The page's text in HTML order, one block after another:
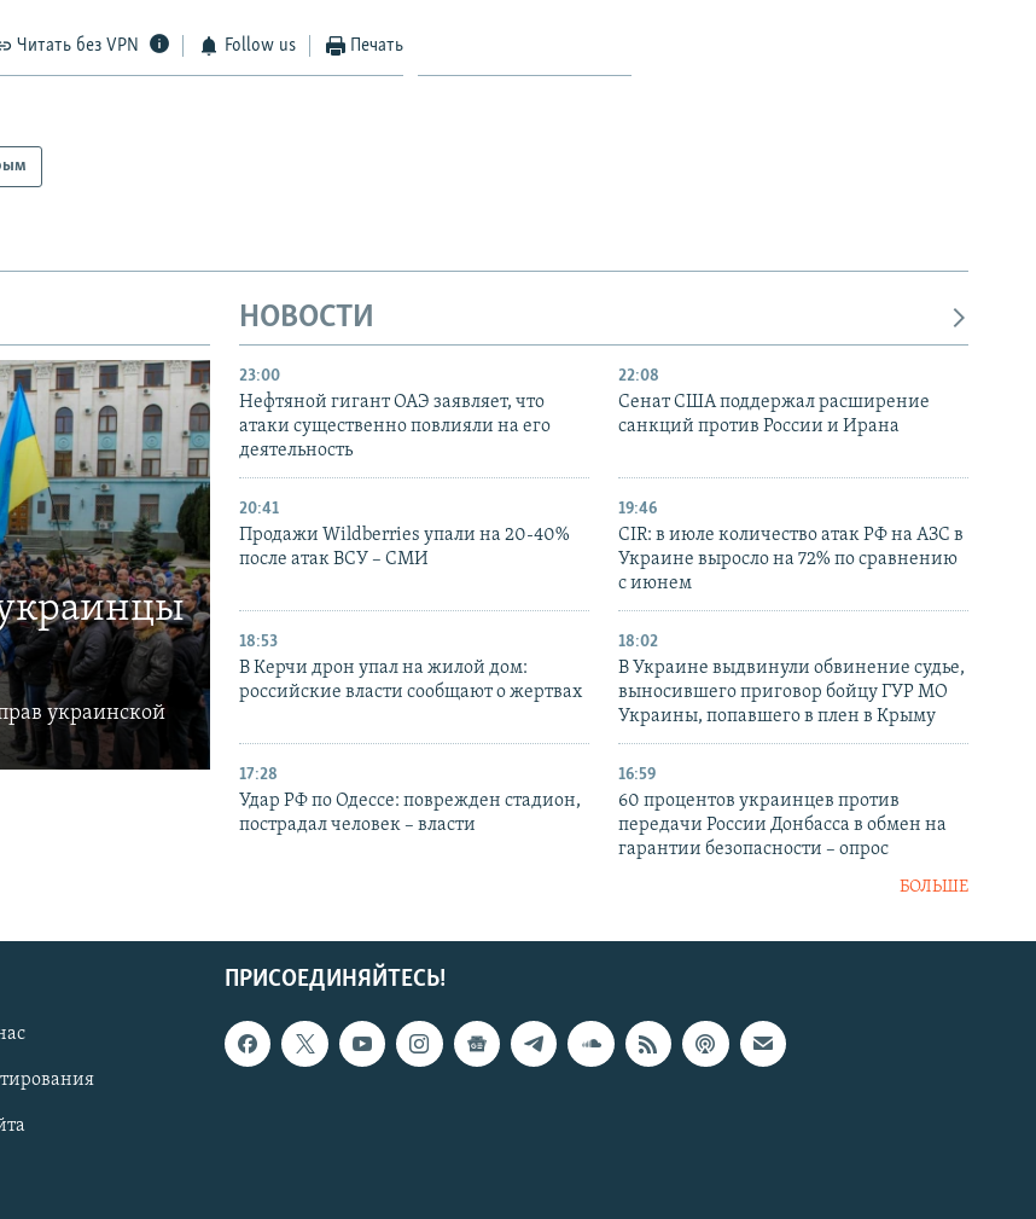
Читать без VPN Follow us Печать
украинской
НОВОСТИ
23:00
Нефтяной гигант ОАЭ заявляет, что
атаки существенно повлияли на его
деятельность
22:08
Сенат США поддержал расширение
санкций против России и Ирана
20:41
Продажи Wildberries упали на 20-40%
после атак ВСУ – СМИ
19:46
CIR: в июле количество атак РФ на АЗС в
Украине выросло на 72% по сравнению
с июнем
18:53
В Керчи дрон упал на жилой дом:
российские власти сообщают о жертвах
18:02
В Украине выдвинули обвинение судье,
выносившего приговор бойцу ГУР МО
Украины, попавшего в плен в Крыму
17:28
Удар РФ по Одессе: поврежден стадион,
пострадал человек – власти
16:59
60 процентов украинцев против
передачи России Донбасса в обмен на
гарантии безопасности – опрос
БОЛЬШЕ
ПРИСОЕДИНЯЙТЕСЬ!